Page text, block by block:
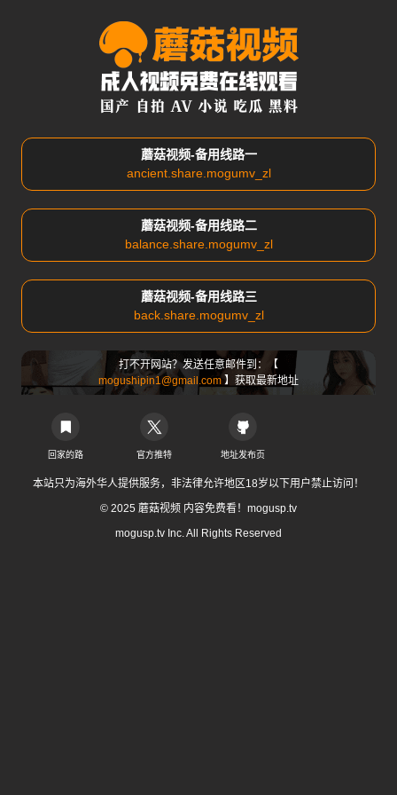
蘑菇视频-备用线路一
ancient.share.mogumv_zl
蘑菇视频-备用线路二
balance.share.mogumv_zl
蘑菇视频-备用线路三
back.share.mogumv_zl
打不开网站？发送任意邮件到：【
mogushipin1@gmail.com】获取最新地址
回家的路 官方推特 地址发布页
本站只为海外华人提供服务，非法律允许地区18岁以下用户禁止访问！
© 2025 蘑菇视频 内容免费看！mogusp.tv
mogusp.tv Inc. All Rights Reserved